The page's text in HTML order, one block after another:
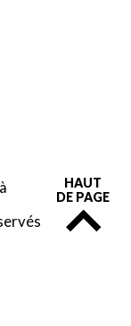
HAUT
DE PAGE